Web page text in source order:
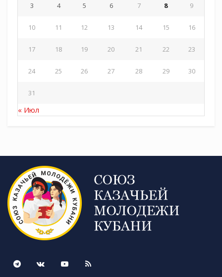
3 4 5 6 7 8 9
10 11 12 13 14 15 16
17 18 19 20 21 22 23
24 25 26 27 28 29 30
31
« Июл